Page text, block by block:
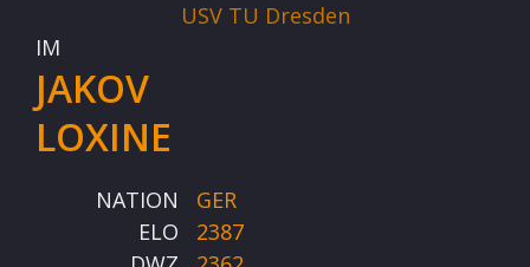
USV TU Dresden
IM
JAKOV
LOXINE
NATION
GER
ELO
2387